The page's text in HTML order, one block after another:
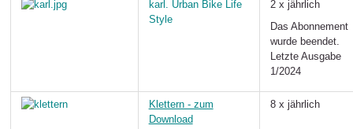
karl. Urban Bike Life
Style
2 x jährlich
Das Abonnement
wurde beendet.
Letzte Ausgabe
1/2024
Klettern - zum
Download
8 x jährlich